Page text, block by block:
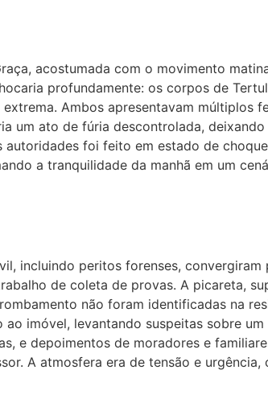
acostumada com o movimento
profundamente: os corpos de
Ambos apresentavam múltiplos
um ato de fúria descontrolada,
foi feito em estado de
a tranquilidade da manhã em um
incluindo peritos forenses,
de coleta de provas. A picareta,
não foram identificadas na
imóvel, levantando suspeitas sobre
e depoimentos de moradores e
A atmosfera era de tensão e